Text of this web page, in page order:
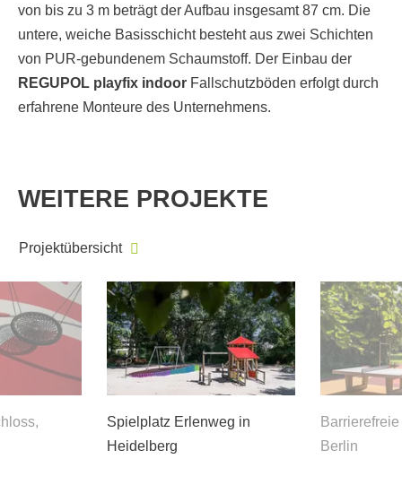
von bis zu 3 m beträgt der Aufbau insgesamt 87 cm. Die
untere, weiche Basisschicht besteht aus zwei Schichten
von PUR-gebundenem Schaumstoff. Der Einbau der
REGUPOL playfix indoor Fallschutzböden erfolgt durch
erfahrene Monteure des Unternehmens.
WEITERE PROJEKTE
Projektübersicht
Spielplatz Erlenweg in
Heidelberg
Berlin